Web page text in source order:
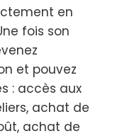
en
fois son
et pouvez
: accès aux
achat de
achat de